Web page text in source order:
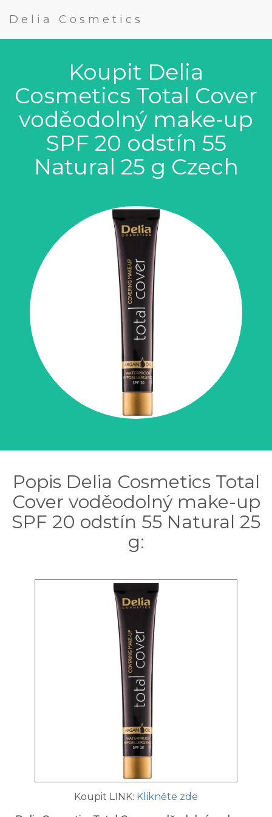
Delia Cosmetics
Koupit Delia
Cosmetics Total Cover
voděodolný make-up
SPF 20 odstín 55
Natural 25 g Czech
Popis Delia Cosmetics Total
Cover voděodolný make-up
SPF 20 odstín 55 Natural 25
g:
Koupit LINK: Klikněte zde